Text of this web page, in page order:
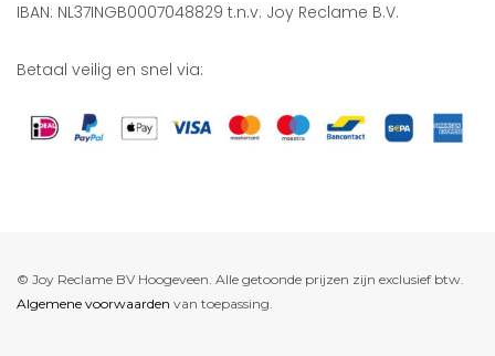
IBAN: NL37INGB0007048829 t.n.v. Joy Reclame B.V.
Betaal veilig en snel via:
© Joy Reclame BV Hoogeveen. Alle getoonde prijzen zijn exclusief btw.
Algemene voorwaarden van toepassing.